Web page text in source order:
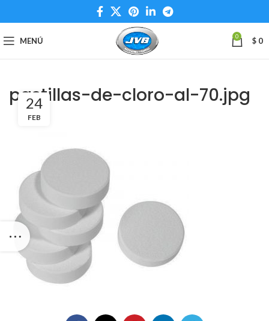
MENÚ 0 $0
pastillas-de-cloro-al-70.jpg
24
FEB